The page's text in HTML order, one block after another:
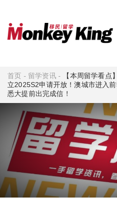
首页 - 留学资讯-
【本周留学看点
立2025S2申请开放！澳城市进入
悉大提前出完成信！